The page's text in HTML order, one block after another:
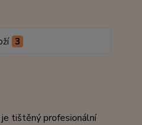
3
tištěný profesionální